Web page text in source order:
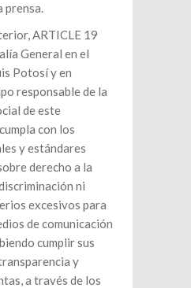
prensa.
ARTICLE 19
General en el
Potosí y en
responsable de la
de este
con los
y estándares
derecho a la
ni
excesivos para
de comunicación
cumplir sus
y
a través de los